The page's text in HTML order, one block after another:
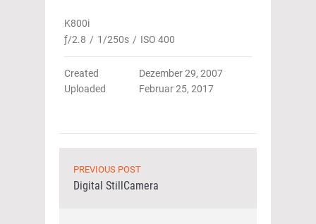
K800i
ƒ/2.8 / 1/250s / ISO 400
Created
Dezember 29, 2007
Uploaded
Februar 25, 2017
PREVIOUS POST
Digital StillCamera